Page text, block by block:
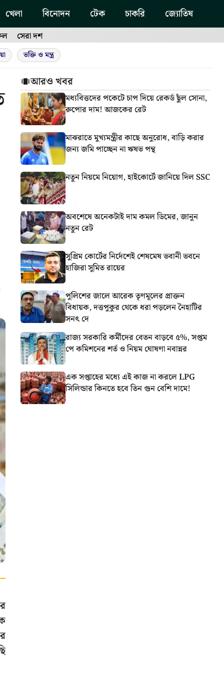
খেলা বিনোদন টেক চাকরি জ্যোতিষ
সেরা দশ
ভক্তি ও মন্ত্র
আরও খবর
মধ্যবিত্তদের পকেটে চাপ দিয়ে রেকর্ড ছুঁল সোনা,
রুপোর দাম! আজকের রেট
মাঝরাতে মুখ্যমন্ত্রীর কাছে অনুরোধ, বাড়ি করার
জন্য জমি পাচ্ছেন না ঋষভ পন্থ
নতুন নিয়মে নিয়োগ, হাইকোর্টে জানিয়ে দিল SSC
অবশেষে অনেকটাই দাম কমল ডিমের, জানুন
নতুন রেট
সুপ্রিম কোর্টের নির্দেশেই শেষমেষ ভবানী ভবনে
হাজিরা সুমিত রায়ের
পুলিশের জালে আরেক তৃণমূলের প্রাক্তন
বিধায়ক, দত্তপুকুর থেকে ধরা পড়লেন নৈহাটির
সনৎ দে
রাজ্য সরকারি কর্মীদের বেতন বাড়বে ৫%, সপ্তম
পে কমিশনের শর্ত ও নিয়ম ঘোষণা নবান্নর
এক সপ্তাহের মধ্যে এই কাজ না করলে LPG
সিলিন্ডার কিনতে হবে তিন গুন বেশি দামে!